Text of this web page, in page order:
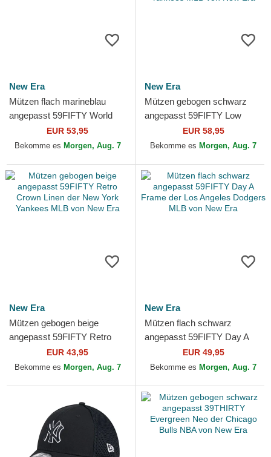
New Era
Mützen flach marineblau
angepasst 59FIFTY World
Series 2009 Side Patch der
New York Yankees MLB...
EUR 53,95
Bekomme es Morgen, Aug. 7
New Era
Mützen gebogen schwarz
angepasst 59FIFTY Low
Profile Floral Cord Three
Looms Printed Corduroy
EUR 58,95
Bekomme es Morgen, Aug. 7
New Era
Mützen gebogen beige
angepasst 59FIFTY Retro
Crown Linen der New York
Yankees MLB von New Era
EUR 43,95
Bekomme es Morgen, Aug. 7
New Era
Mützen flach schwarz
angepasst 59FIFTY Day A
Frame der Los Angeles
Dodgers MLB von New Era
EUR 49,95
Bekomme es Morgen, Aug. 7